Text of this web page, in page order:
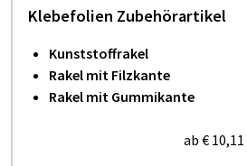
Klebefolien Zubehörartikel
Kunststoffrakel
Rakel mit Filzkante
Rakel mit Gummikante
ab € 10,11